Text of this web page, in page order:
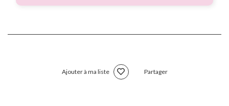
Ajouter à ma liste Partager